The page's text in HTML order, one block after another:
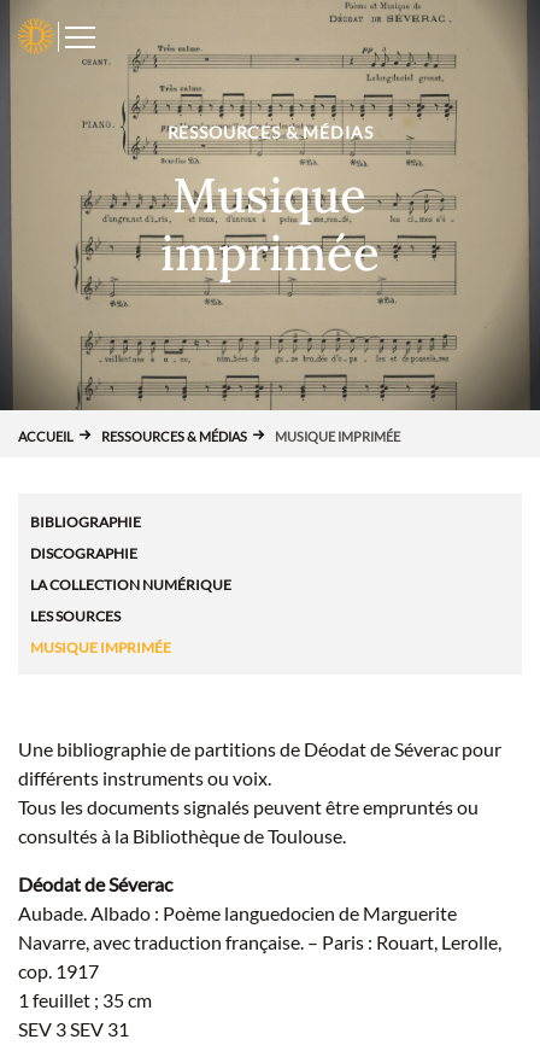
D
RESSOURCES & MÉDIAS
Musique
imprimée
ACCUEIL RESSOURCES & MÉDIAS MUSIQUE IMPRIMÉE
BIBLIOGRAPHIE
DISCOGRAPHIE
LA COLLECTION NUMÉRIQUE
LES SOURCES
MUSIQUE IMPRIMÉE
Une bibliographie de partitions de Déodat de Séverac pour
différents instruments ou voix.
Tous les documents signalés peuvent être empruntés ou
consultés à la Bibliothèque de Toulouse.
Déodat de Séverac
Aubade. Albado : Poème languedocien de Marguerite
Navarre, avec traduction française. – Paris : Rouart, Lerolle,
cop. 1917
1 feuillet ; 35 cm
SEV 3 SEV 31
Panneau de gestion des cookies